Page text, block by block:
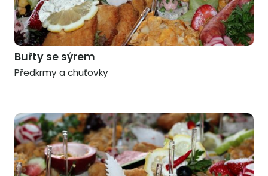
Buřty se sýrem
Předkrmy a chuťovky